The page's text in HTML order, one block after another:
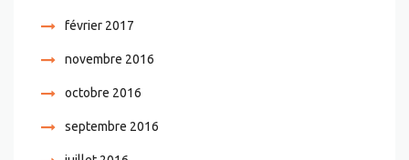
février 2017
novembre 2016
octobre 2016
septembre 2016